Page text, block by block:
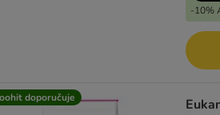
-10%
doporučuje